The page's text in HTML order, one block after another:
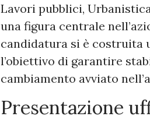
Lavori pubblici,
una figura centrale
candidatura si è costruita
l’obiettivo di garantire
cambiamento avviato
Presentazione